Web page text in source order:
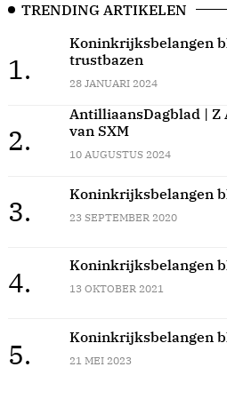
TRENDING ARTIKELEN
1.
Koninkrijksbelangen
trustbazen
28 JANUARI 2024
2.
AntilliaansDagblad |
van SXM
10 AUGUSTUS 2024
3.
Koninkrijksbelangen
23 SEPTEMBER 2020
4.
Koninkrijksbelangen
13 OKTOBER 2021
5.
Koninkrijksbelangen
21 MEI 2023